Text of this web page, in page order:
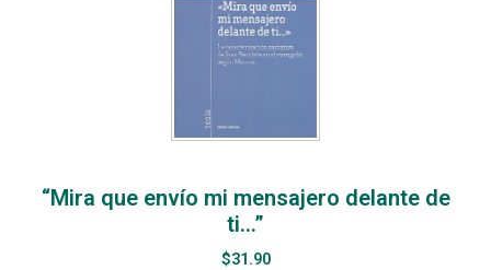
“Mira que envío mi mensajero delante de
ti…”
$31.90